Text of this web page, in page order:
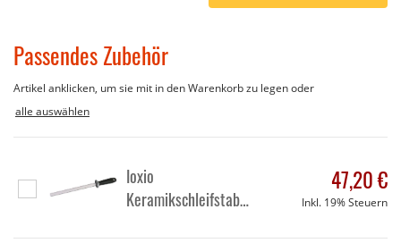
Passendes Zubehör
Artikel anklicken, um sie mit in den Warenkorb zu legen oder
alle auswählen
In
Ioxio
Keramikschleifstab
47,20 €
Inkl. 19% Steuern